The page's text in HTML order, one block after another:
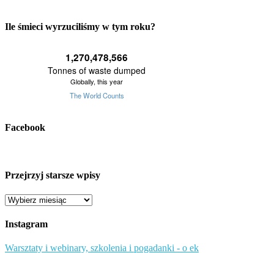
Ile śmieci wyrzuciliśmy w tym roku?
Facebook
Przejrzyj starsze wpisy
Przejrzyj
wpisy
Instagram
Warsztaty i webinary, szkolenia i pogadanki - o ek